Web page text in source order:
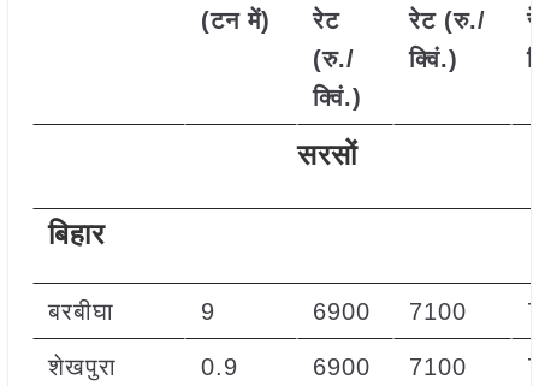
(टन में)
रेट
(रु./
क्विं.)
रेट (रु./
क्विं.)
सरसों
बिहार
बरबीघा 9 6900 7100
शेखपुरा 0.9 6900 7100